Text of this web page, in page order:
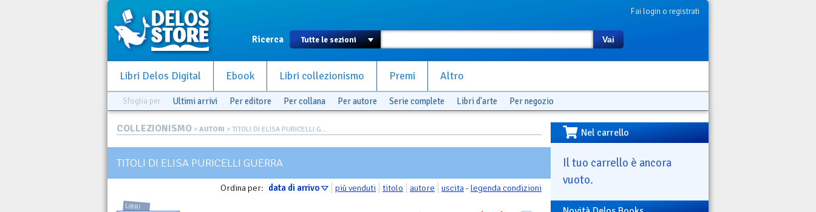
Fai login o registrati
Ricerca Vai
Libri Delos Digital Ebook Libri collezionismo Premi Altro
Sfoglia per Ultimi arrivi Per editore Per collana Per autore Serie complete Libri d'arte Per negozio
COLLEZIONISMO > AUTORI > TITOLI DI ELISA PURICELLI G...
TITOLI DI ELISA PURICELLI GUERRA
Ordina per: data di arrivo più venduti titolo autore uscita-legenda condizioni
LIBRI
Nel carrello
Il tuo carrello è ancora
vuoto.